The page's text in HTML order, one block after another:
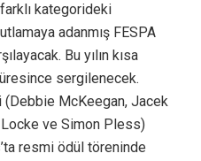
kategorideki
adanmış FESPA
Bu yılın kısa
sergilenecek.
(Debbie McKeegan, Jacek
ve Simon Pless)
resmi ödül töreninde